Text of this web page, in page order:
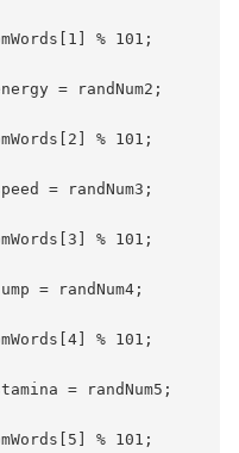
% 101;
= randNum2;
% 101;
= randNum3;
% 101;
= randNum4;
% 101;
= randNum5;
% 101;